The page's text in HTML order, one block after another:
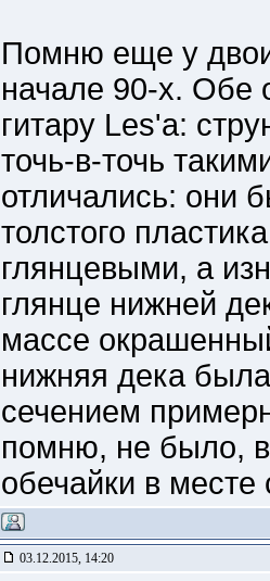
Помню еще у
начале 90-х. Обе
гитару Les'а:
точь-в-точь
отличались: они
толстого
глянцевыми, а
глянце нижней
массе
нижняя дека
сечением
помню, не было,
обечайки в месте
03.12.2015, 14:20